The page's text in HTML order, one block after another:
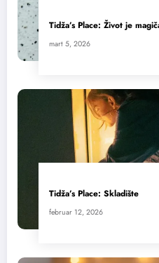
Tidža’s Place: Život je
mart 5, 2026
Tidža’s Place: Skladište
februar 12, 2026